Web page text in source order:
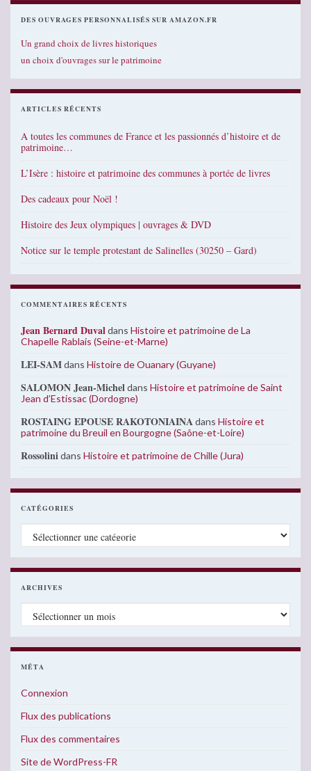
DES OUVRAGES PERSONNALISÉS SUR AMAZON.FR
Un grand choix de livres historiques
un choix d'ouvrages sur le patrimoine
ARTICLES RÉCENTS
A toutes les communes de France et les passionnés d’histoire et de
patrimoine…
L’Isère : histoire et patrimoine des communes à portée de livres
Des cadeaux pour Noël !
Histoire des Jeux olympiques | ouvrages & DVD
Notice sur le temple protestant de Salinelles (30250 – Gard)
COMMENTAIRES RÉCENTS
Jean Bernard Duvaldans Histoire et patrimoine de La
Chapelle Rablais (Seine-et-Marne)
LEI-SAMdans Histoire de Ouanary (Guyane)
SALOMON Jean-Micheldans Histoire et patrimoine de Saint
Jean d’Estissac (Dordogne)
ROSTAING EPOUSE RAKOTONIAINAdans Histoire et
patrimoine du Breuil en Bourgogne (Saône-et-Loire)
Rossolinidans Histoire et patrimoine de Chille (Jura)
CATÉGORIES
Catégories
ARCHIVES
Archives
MÉTA
Connexion
Flux des publications
Flux des commentaires
Site de WordPress-FR